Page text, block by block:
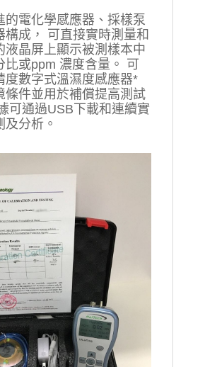
的電化學感應器、採樣泵
構成， 可直接實時測量和
液晶屏上顯示被測樣本中
比或ppm 濃度含量。 可
度數字式溫濕度感應器*
條件並用於補償提高測試
可通過USB下載和連續實
及分析。